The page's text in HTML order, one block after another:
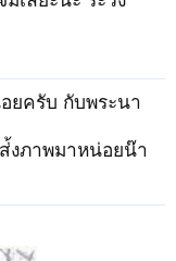
ยครับ กับพระนา
งภาพมาหน่อยน๊า